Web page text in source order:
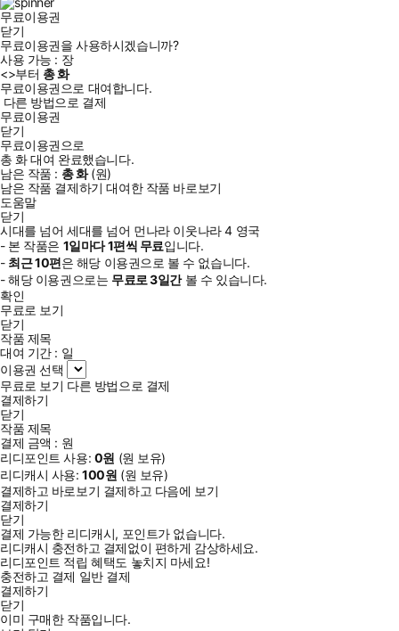
무료이용권
닫기
무료이용권을 사용하시겠습니까?
사용 가능 : 장
<>부터 총화
무료이용권으로 대여합니다.
다른 방법으로 결제
무료이용권
닫기
무료이용권으로
총 화대여 완료했습니다.
남은 작품 : 총화(원)
남은 작품 결제하기 대여한 작품 바로보기
도움말
닫기
시대를 넘어 세대를 넘어 먼나라 이웃나라 4 영국
- 본 작품은 1일마다1편씩 무료입니다.
- 최근10편은 해당 이용권으로 볼 수 없습니다.
- 해당 이용권으로는 무료로3일간볼 수 있습니다.
확인
무료로 보기
닫기
작품 제목
대여 기간 : 일
이용권 선택
무료로 보기 다른 방법으로 결제
결제하기
닫기
작품 제목
결제 금액 : 원
리디포인트 사용: 0원 (원 보유)
리디캐시 사용:100원 (원 보유)
결제하고 바로보기 결제하고 다음에 보기
결제하기
닫기
결제 가능한 리디캐시, 포인트가 없습니다.
리디캐시 충전하고 결제없이 편하게 감상하세요.
리디포인트 적립 혜택도 놓치지 마세요!
충전하고 결제 일반 결제
결제하기
닫기
이미 구매한 작품입니다.